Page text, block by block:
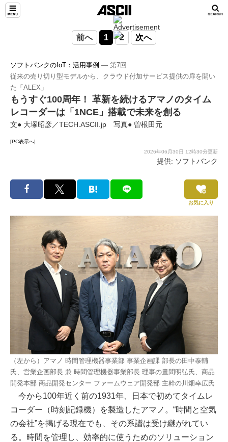
前へ 1 2 次へ
ソフトバンクのIoT：活用事例 ― 第7回
従来の売り切り型モデルから、クラウド付加サービス提供の扉を開い
た「ALEX」
もうすぐ100周年！ 革新を続けるアマノのタイム
レコーダーは「1NCE」搭載で未来を創る
文● 大塚昭彦／TECH.ASCII.jp 写真● 曽根田元
[PC表示へ]
2026年06月30日 12時30分更新
提供: ソフトバンク
お気に入り
（左から）アマノ 時間管理機器事業部 事業企画課 部長の田中泰輔
氏、営業企画部長 兼 時間管理機器事業部長 理事の晝間明弘氏、商品
開発本部 商品開発センター ファームウェア開発部 主幹の川畑幸広氏
今から100年近く前の1931年、日本で初めてタイムレ
コーダー（時刻記録機）を製造したアマノ。“時間と空気
の会社”を掲げる現在でも、その系譜は受け継がれてい
る。時間を管理し、効率的に使うためのソリューション